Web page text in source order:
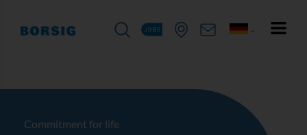
Commitment for life